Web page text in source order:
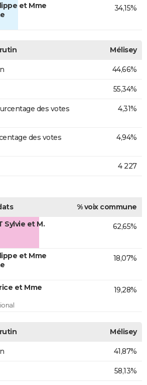
et Mme
34,15%
Mélisey
44,66%
55,34%
des votes
4,31%
des votes
4,94%
4 227
% voix commune
Sylvie et M.
62,65%
et Mme
18,07%
et Mme
19,28%
Mélisey
41,87%
58,13%